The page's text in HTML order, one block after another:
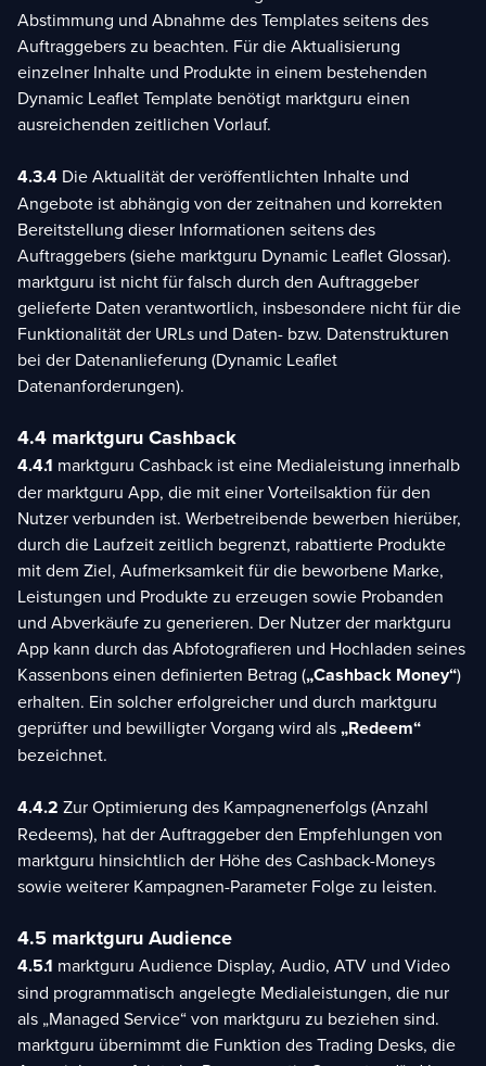
Abstimmung und Abnahme des Templates seitens des
Auftraggebers zu beachten. Für die Aktualisierung
einzelner Inhalte und Produkte in einem bestehenden
Dynamic Leaflet Template benötigt marktguru einen
ausreichenden zeitlichen Vorlauf.
4.3.4 Die Aktualität der veröffentlichten Inhalte und
Angebote ist abhängig von der zeitnahen und korrekten
Bereitstellung dieser Informationen seitens des
Auftraggebers (siehe marktguru Dynamic Leaflet Glossar).
marktguru ist nicht für falsch durch den Auftraggeber
gelieferte Daten verantwortlich, insbesondere nicht für die
Funktionalität der URLs und Daten- bzw. Datenstrukturen
bei der Datenanlieferung (Dynamic Leaflet
Datenanforderungen).
4.4 marktguru Cashback
4.4.1 marktguru Cashback ist eine Medialeistung innerhalb
der marktguru App, die mit einer Vorteilsaktion für den
Nutzer verbunden ist. Werbetreibende bewerben hierüber,
durch die Laufzeit zeitlich begrenzt, rabattierte Produkte
mit dem Ziel, Aufmerksamkeit für die beworbene Marke,
Leistungen und Produkte zu erzeugen sowie Probanden
und Abverkäufe zu generieren. Der Nutzer der marktguru
App kann durch das Abfotografieren und Hochladen seines
Kassenbons einen definierten Betrag („Cashback Money“)
erhalten. Ein solcher erfolgreicher und durch marktguru
geprüfter und bewilligter Vorgang wird als„Redeem“
bezeichnet.
4.4.2 Zur Optimierung des Kampagnenerfolgs (Anzahl
Redeems), hat der Auftraggeber den Empfehlungen von
marktguru hinsichtlich der Höhe des Cashback-Moneys
sowie weiterer Kampagnen-Parameter Folge zu leisten.
4.5 marktguru Audience
4.5.1 marktguru Audience Display, Audio, ATV und Video
sind programmatisch angelegte Medialeistungen, die nur
als „Managed Service“ von marktguru zu beziehen sind.
marktguru übernimmt die Funktion des Trading Desks, die